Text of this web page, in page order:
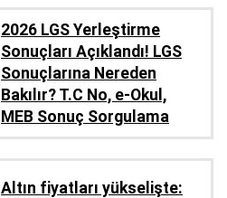
2026 LGS Yerleştirme
Sonuçları Açıklandı! LGS
Sonuçlarına Nereden
Bakılır? T.C No, e-Okul,
MEB Sonuç Sorgulama
Altın fiyatları yükselişte: